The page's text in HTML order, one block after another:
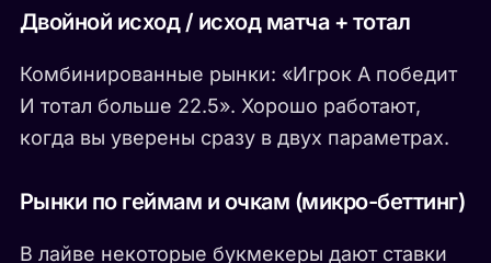
Двойной исход / исход матча + тотал
Комбинированные рынки: «Игрок А победит
И тотал больше 22.5». Хорошо работают,
когда вы уверены сразу в двух параметрах.
Рынки по геймам и очкам (микро-беттинг)
В лайве некоторые букмекеры дают ставки